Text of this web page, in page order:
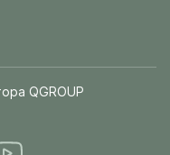
QGROUP